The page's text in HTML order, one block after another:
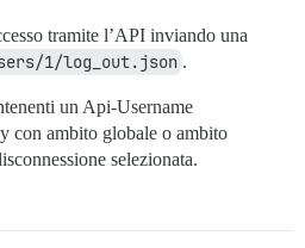
tramite l’API inviando una
1/log_out.json .
un Api-Username
con ambito globale o ambito
selezionata.